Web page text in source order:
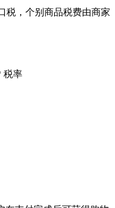
税，个别商品税费由商家
税率